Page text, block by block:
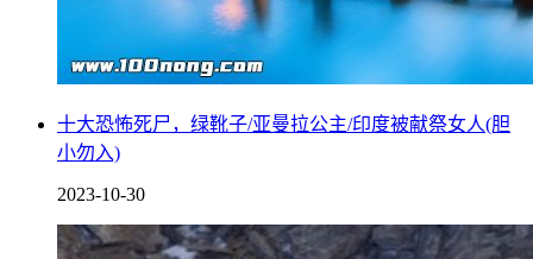
十大恐怖死尸，绿靴子/亚曼拉公主/印度被献祭女人(胆
小勿入)
2023-10-30